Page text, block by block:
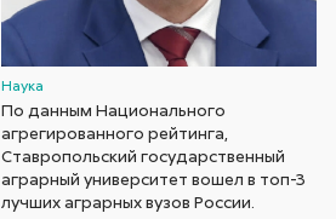
Наука
По данным Национального
агрегированного рейтинга,
Ставропольский государственный
аграрный университет вошел в топ-3
лучших аграрных вузов России.